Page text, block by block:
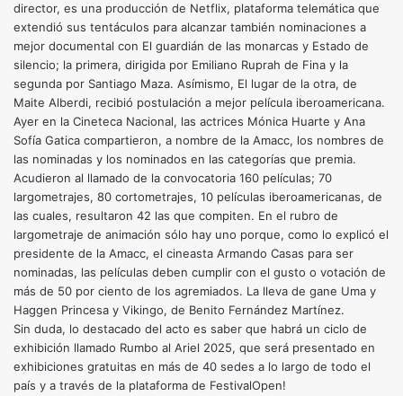
director, es una producción de Netflix, plataforma telemática que
extendió sus tentáculos para alcanzar también nominaciones a
mejor documental con El guardián de las monarcas y Estado de
silencio; la primera, dirigida por Emiliano Ruprah de Fina y la
segunda por Santiago Maza. Asímismo, El lugar de la otra, de
Maite Alberdi, recibió postulación a mejor película iberoamericana.
Ayer en la Cineteca Nacional, las actrices Mónica Huarte y Ana
Sofía Gatica compartieron, a nombre de la Amacc, los nombres de
las nominadas y los nominados en las categorías que premia.
Acudieron al llamado de la convocatoria 160 películas; 70
largometrajes, 80 cortometrajes, 10 películas iberoamericanas, de
las cuales, resultaron 42 las que compiten. En el rubro de
largometraje de animación sólo hay uno porque, como lo explicó el
presidente de la Amacc, el cineasta Armando Casas para ser
nominadas, las películas deben cumplir con el gusto o votación de
más de 50 por ciento de los agremiados. La lleva de gane Uma y
Haggen Princesa y Vikingo, de Benito Fernández Martínez.
Sin duda, lo destacado del acto es saber que habrá un ciclo de
exhibición llamado Rumbo al Ariel 2025, que será presentado en
exhibiciones gratuitas en más de 40 sedes a lo largo de todo el
país y a través de la plataforma de FestivalOpen!